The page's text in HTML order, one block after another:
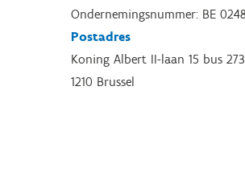
Ondernemingsnummer: BE
Postadres
Koning Albert II-laan 15 bus 273
1210 Brussel